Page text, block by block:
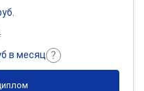
в месяц